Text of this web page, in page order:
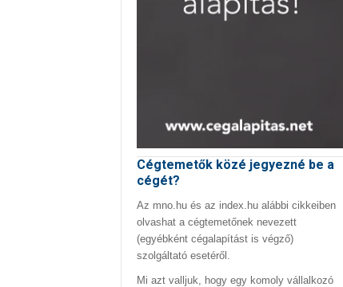
Cégtemetők közé jegyezné be a
cégét?
Az mno.hu és az index.hu alábbi cikkeiben
olvashat a cégtemetőnek nevezett
(egyébként cégalapítást is végző)
szolgáltató esetéről.
Mi azt valljuk, hogy egy komoly vállalkozó